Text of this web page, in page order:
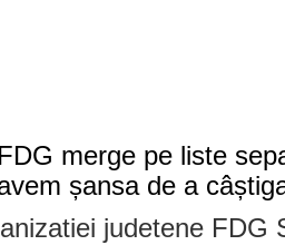
judetene FDG